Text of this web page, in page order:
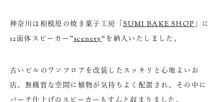
神奈川は相模原の焼き菓子工房「 SUMI BAKE SHOP」に
12面体スピーカー”scenery“を納入いたしました。
古いビルのワンフロアを改装したスッキリと心地よいお
店。無機質な空間に植物が気持ちよく配置され、その中に